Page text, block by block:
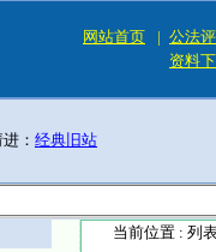
网站首页 | 公法
资料
： 经典旧站
当前位置 : 列